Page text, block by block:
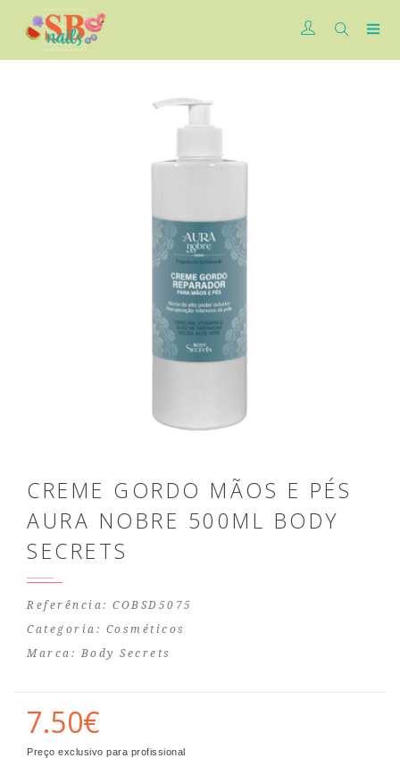
CREME GORDO MÃOS E PÉS
AURA NOBRE 500ML BODY
SECRETS
Referência: COBSD5075
Categoria: Cosméticos
Marca: Body Secrets
7.50€
Preço exclusivo para profissional